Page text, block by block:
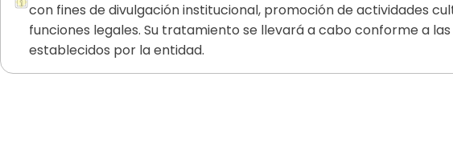
con fines de divulgación institucional, promoción de actividades
funciones legales. Su tratamiento se llevará a cabo conforme a
establecidos por la entidad.